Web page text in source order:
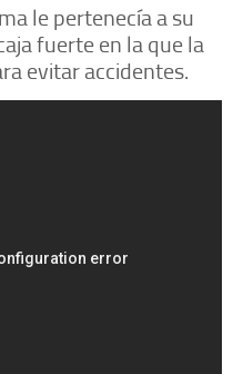
le pertenecía a su
fuerte en la que la
evitar accidentes.